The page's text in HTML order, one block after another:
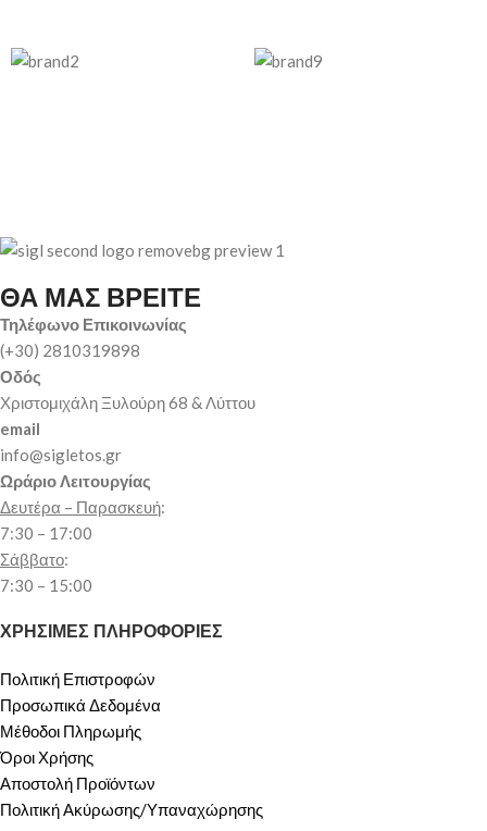
ΘΑ ΜΑΣ ΒΡΕΙΤΕ
Τηλέφωνο Επικοινωνίας
(+30) 2810319898
Οδός
Χριστομιχάλη Ξυλούρη 68 & Λύττου
email
info@sigletos.gr
Ωράριο Λειτουργίας
Δευτέρα – Παρασκευή:
7:30 – 17:00
Σάββατο:
7:30 – 15:00
ΧΡΗΣΙΜΕΣ ΠΛΗΡΟΦΟΡΙΕΣ
Πολιτική Επιστροφών
Προσωπικά Δεδομένα
Μέθοδοι Πληρωμής
Όροι Χρήσης
Αποστολή Προϊόντων
Πολιτική Ακύρωσης/Υπαναχώρησης